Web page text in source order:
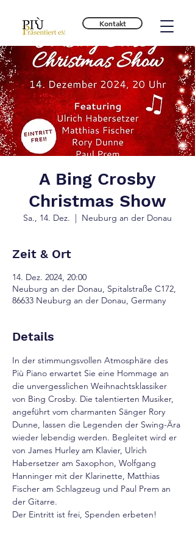
Kontakt
A Bing Crosby
Christmas Show
Sa., 14. Dez.
  |
Neuburg an der Donau
Zeit & Ort
14. Dez. 2024, 20:00
Neuburg an der Donau, Spitalstraße C172,
86633 Neuburg an der Donau, Germany
Details
In der stimmungsvollen Atmosphäre des
Più Piano erwartet Sie eine Hommage an
die unvergesslichen Weihnachtsklassiker
von Bing Crosby. Die talentierten Musiker,
angeführt vom charmanten Sänger Rory
Dunne, lassen die Legenden der Swing-Ära
wieder lebendig werden. Begleitet wird er
von James Hurley am Klavier, Ulrich
Habersetzer am Saxophon, Wolfgang
Hanninger mit der Klarinette, Matthias
Fischer am Schlagzeug und Paul Prem an
der Gitarre.
Der Eintritt ist frei, Spenden erbeten!